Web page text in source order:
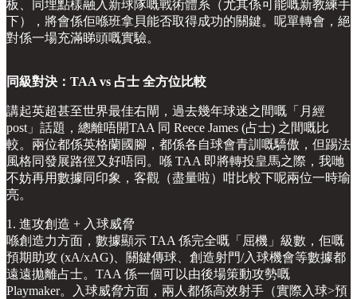
板、同埋點樣融入新球隊嘅戰術體系（尤其係可能嘅新教練手
下），將會係佢喺班拿貝能否取得成功的關鍵。呢單轉會，絕
對係一場充滿睇頭嘅實驗。
同級對決：TAA vs 占士 全方位比較
講起英超甚至世界最佳右閘，過去幾年球迷之間嘅「月經
post」話題，總離唔開TAA 同 Reece James (占士) 之間嘅比
較。兩位都係英格蘭國腳，都係各自球會青訓嘅驕傲，但踢法
風格同發展路徑又好唔同。喺 TAA 即將轉投皇馬之際，我哋
不妨再用數據同印象，客觀（盡量啦）咁比較下呢兩位一時瑜
亮。
1. 進攻創造 + 入球威脅
喺創造力方面，數據顯示 TAA 係完全嘅「屈機」級數，佢嘅
預期助攻 (xA/xAG)、關鍵傳球、創造射門/入球機會等數據都
遠遠拋離占士。TAA 係一個可以由後場策動攻勢嘅
Playmaker。入球威脅方面，兩人都係高效射手（實際入球>預